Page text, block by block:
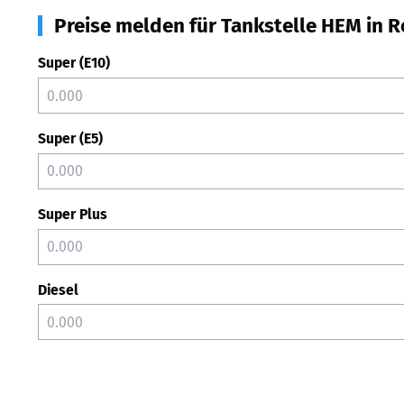
Preise melden für Tankstelle HEM in
Super (E10)
Super (E5)
Super Plus
Diesel